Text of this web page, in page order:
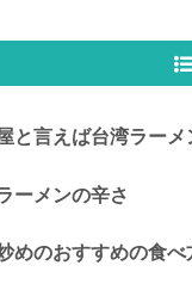
と言えば台湾ラー
ーメンの辛さ
めのおすすめの食べ